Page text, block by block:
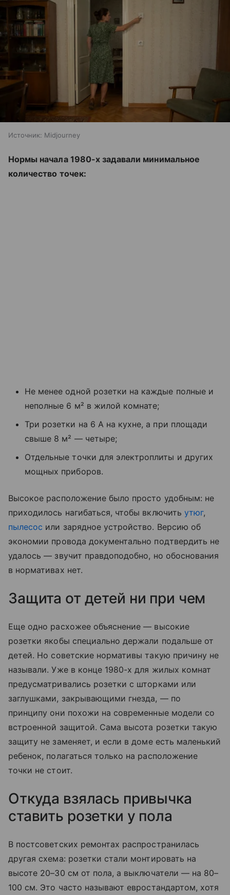
Источник: Midjourney
Нормы начала 1980-х задавали минимальное
количество точек:
Не менее одной розетки на каждые полные и
неполные 6 м² в жилой комнате;
Три розетки на 6 А на кухне, а при площади
свыше 8 м² — четыре;
Отдельные точки для электроплиты и других
мощных приборов.
Высокое расположение было просто удобным: не
приходилось нагибаться, чтобы включить утюг,
пылесос или зарядное устройство. Версию об
экономии провода документально подтвердить не
удалось — звучит правдоподобно, но обоснования
в нормативах нет.
Защита от детей ни при чем
Еще одно расхожее объяснение — высокие
розетки якобы специально держали подальше от
детей. Но советские нормативы такую причину не
называли. Уже в конце 1980-х для жилых комнат
предусматривались розетки с шторками или
заглушками, закрывающими гнезда, — по
принципу они похожи на современные модели со
встроенной защитой. Сама высота розетки такую
защиту не заменяет, и если в доме есть маленький
ребенок, полагаться только на расположение
точки не стоит.
Откуда взялась привычка
ставить розетки у пола
В постсоветских ремонтах распространилась
другая схема: розетки стали монтировать на
высоте 20–30 см от пола, а выключатели — на 80–
100 см. Это часто называют евростандартом, хотя